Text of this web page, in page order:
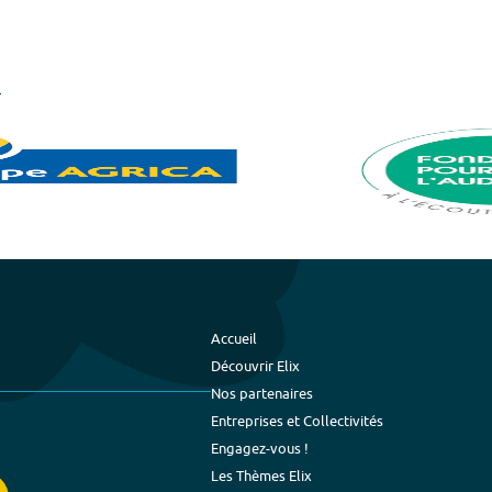
Accueil
Découvrir Elix
Nos partenaires
Entreprises et Collectivités
Engagez-vous !
Les Thèmes Elix